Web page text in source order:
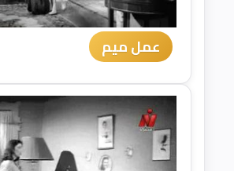
عمل ميم